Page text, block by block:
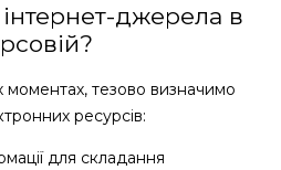
джерела в
тезово визначимо
ресурсів:
для складання